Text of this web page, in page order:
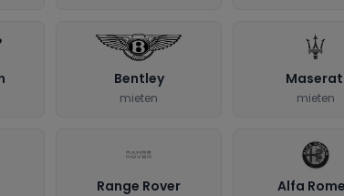
Bentley
mieten mieten
Range Rover Alfa